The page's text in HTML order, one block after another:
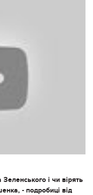
і чи вірять
- подробиці від